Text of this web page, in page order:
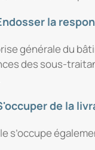
la
générale du
des sous-
de la
s’occupe